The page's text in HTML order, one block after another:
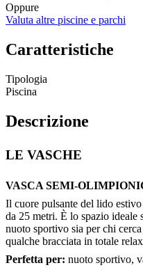
Oppure
Valuta altre piscine e parchi
Caratteristiche
Tipologia
Piscina
Descrizione
LE VASCHE
VASCA SEMI-
Il cuore pulsante del lido
da 25 metri. È lo spazio ideale
nuoto sportivo sia per chi
qualche bracciata in totale
Perfetta per: nuoto sportivo,